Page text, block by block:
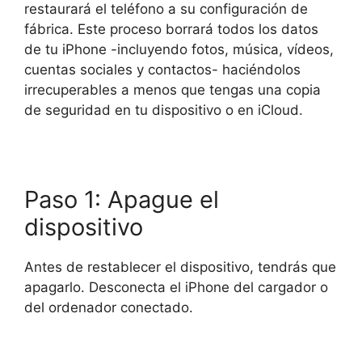
restaurará el teléfono a su configuración de
fábrica. Este proceso borrará todos los datos
de tu iPhone -incluyendo fotos, música, vídeos,
cuentas sociales y contactos- haciéndolos
irrecuperables a menos que tengas una copia
de seguridad en tu dispositivo o en iCloud.
Paso 1: Apague el
dispositivo
Antes de restablecer el dispositivo, tendrás que
apagarlo. Desconecta el iPhone del cargador o
del ordenador conectado.